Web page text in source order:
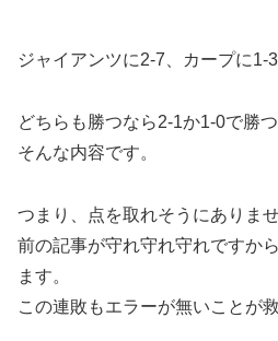
ジャイアンツに2-7、カープに1-3
どちらも勝つなら2-1か1-0で勝
そんな内容です。
つまり、点を取れそうにありませ
前の記事が守れ守れ守れですか
ます。
この連敗もエラーが無いことが救